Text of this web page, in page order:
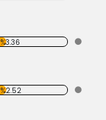
%3.36
%2.52